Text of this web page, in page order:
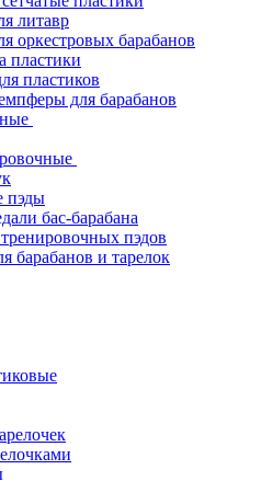
литавр
оркестровых барабанов
пластики
пластиков
для барабанов
пэды
бас-барабана
пэдов
барабанов и тарелок